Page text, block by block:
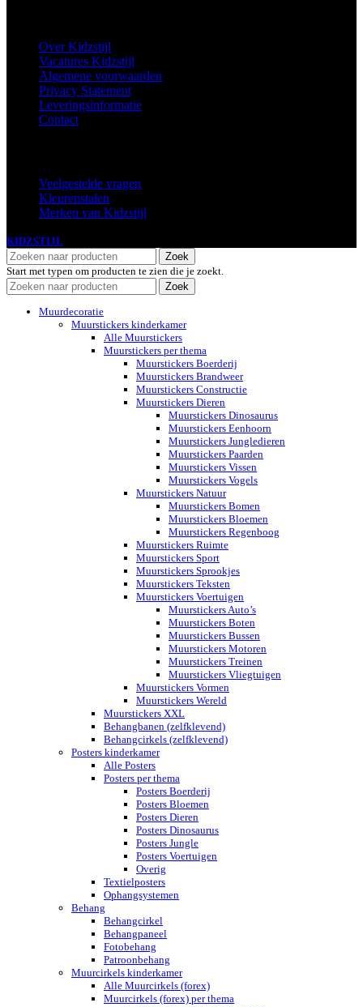
Over Kidzstijl
Vacatures Kidzstijl
Algemene voorwaarden
Privacy Statement
Leveringsinformatie
Contact
Veelgestelde vragen
Kleurenstalen
Merken van Kidzstijl
KIDZSTIJL
Zoek
Start met typen om producten te zien die je zoekt.
Zoek
Muurdecoratie
Muurstickers kinderkamer
Alle Muurstickers
Muurstickers per thema
Muurstickers Boerderij
Muurstickers Brandweer
Muurstickers Constructie
Muurstickers Dieren
Muurstickers Dinosaurus
Muurstickers Eenhoorn
Muurstickers Jungledieren
Muurstickers Paarden
Muurstickers Vissen
Muurstickers Vogels
Muurstickers Natuur
Muurstickers Bomen
Muurstickers Bloemen
Muurstickers Regenboog
Muurstickers Ruimte
Muurstickers Sport
Muurstickers Sprookjes
Muurstickers Teksten
Muurstickers Voertuigen
Muurstickers Auto’s
Muurstickers Boten
Muurstickers Bussen
Muurstickers Motoren
Muurstickers Treinen
Muurstickers Vliegtuigen
Muurstickers Vormen
Muurstickers Wereld
Muurstickers XXL
Behangbanen (zelfklevend)
Behangcirkels (zelfklevend)
Posters kinderkamer
Alle Posters
Posters per thema
Posters Boerderij
Posters Bloemen
Posters Dieren
Posters Dinosaurus
Posters Jungle
Posters Voertuigen
Overig
Textielposters
Ophangsystemen
Behang
Behangcirkel
Behangpaneel
Fotobehang
Patroonbehang
Muurcirkels kinderkamer
Alle Muurcirkels (forex)
Muurcirkels (forex) per thema